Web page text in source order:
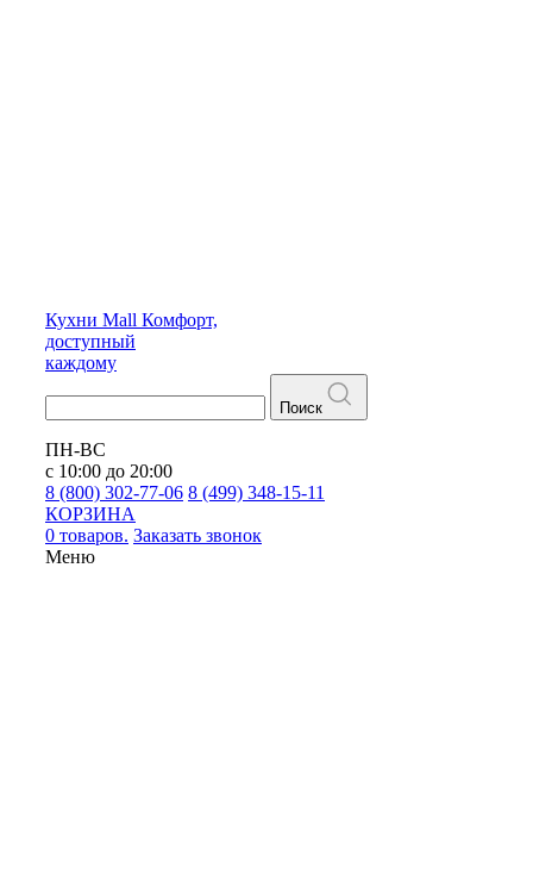
Кухни Mall Комфорт,
доступный
каждому
Поиск
ПН-ВС
с 10:00 до 20:00
8 (800) 302-77-06 8 (499) 348-15-11
КОРЗИНА
0 товаров. Заказать звонок
Меню